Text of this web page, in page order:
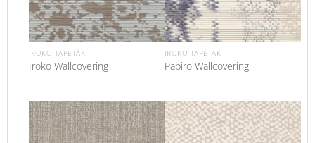
IROKO TAPÉTÁK
Iroko Wallcovering
IROKO TAPÉTÁK
Papiro Wallcovering